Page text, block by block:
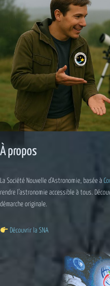
À propos
La Société Nouvelle d’Astronomie, basée à
rendre l’astronomie accessible à tous.
démarche originale.
Découvrir la SNA